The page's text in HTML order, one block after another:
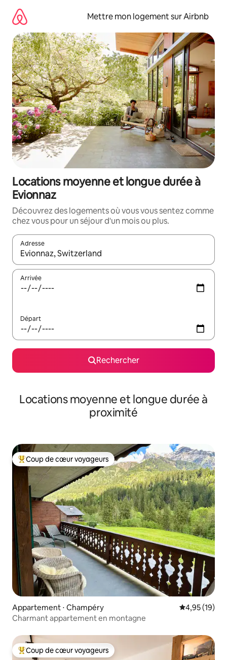
directement
contenu
Mettre mon logement sur Airbnb
Locations moyenne et longue durée à
Evionnaz
Découvrez des logements où vous vous sentez comme
chez vous pour un séjour d'un mois ou plus.
Adresse
Lorsque les résultats s'affichent, utilisez les flèches vers le
Arrivée
Départ
Rechercher
Locations moyenne et longue durée à
proximité
Coups de cœur voyageurs les plus appréciés
Coup de cœur voyageurs
Appartement ⋅ Champéry Évaluation
4,95 (19)
Charmant appartement en montagne
Coups de cœur voyageurs les plus appréciés
Coup de cœur voyageurs